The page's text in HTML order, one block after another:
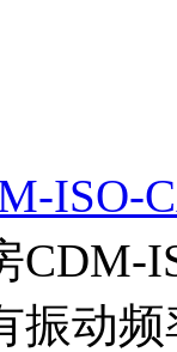
ISO-
CDM-
振动